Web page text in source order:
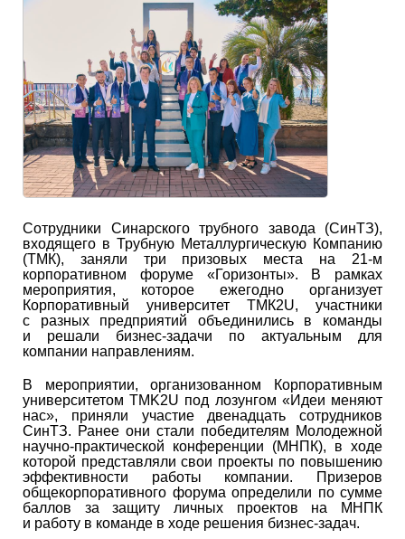
Сотрудники Синарского трубного завода (СинТЗ),
входящего в Трубную Металлургическую Компанию
(ТМК), заняли три призовых места на 21-м
корпоративном форуме «Горизонты». В рамках
мероприятия, которое ежегодно организует
Корпоративный университет ТМК2U, участники
с разных предприятий объединились в команды
и решали бизнес-задачи по актуальным для
компании направлениям.
В мероприятии, организованном Корпоративным
университетом TMK2U под лозунгом «Идеи меняют
нас», приняли участие двенадцать сотрудников
СинТЗ. Ранее они стали победителям Молодежной
научно-практической конференции (МНПК), в ходе
которой представляли свои проекты по повышению
эффективности работы компании. Призеров
общекорпоративного форума определили по сумме
баллов за защиту личных проектов на МНПК
и работу в команде в ходе решения бизнес-задач.